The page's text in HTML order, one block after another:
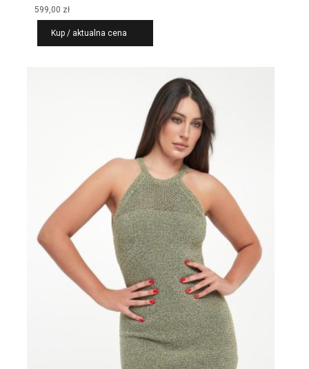
599,00 zł
Kup / aktualna cena